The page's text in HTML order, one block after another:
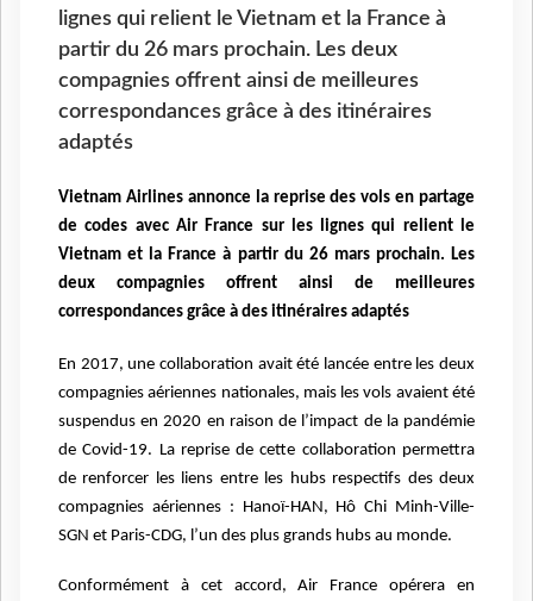
lignes qui relient le Vietnam et la France à
partir du 26 mars prochain. Les deux
compagnies offrent ainsi de meilleures
correspondances grâce à des itinéraires
adaptés
Vietnam Airlines annonce la reprise des vols en partage
de codes avec Air France sur les lignes qui relient le
Vietnam et la France à partir du 26 mars prochain. Les
deux compagnies offrent ainsi de meilleures
correspondances grâce à des itinéraires adaptés
En 2017, une collaboration avait été lancée entre les deux
compagnies aériennes nationales, mais les vols avaient été
suspendus en 2020 en raison de l’impact de la pandémie
de Covid-19. La reprise de cette collaboration permettra
de renforcer les liens entre les hubs respectifs des deux
compagnies aériennes : Hanoï-HAN, Hô Chi Minh-Ville-
SGN et Paris-CDG, l’un des plus grands hubs au monde.
Conformément à cet accord, Air France opérera en